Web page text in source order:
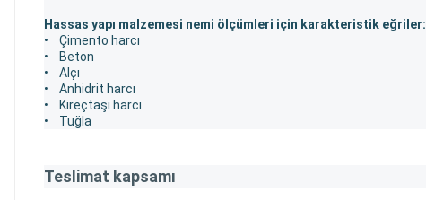
Hassas yapı malzemesi nemi ölçümleri için karakteristik eğriler:
• Çimento harcı
• Beton
• Alçı
• Anhidrit harcı
• Kireçtaşı harcı
• Tuğla
Teslimat kapsamı